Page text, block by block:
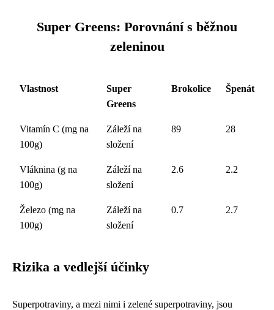
Super Greens: Porovnání s běžnou
zeleninou
Vlastnost
Super
Greens
Brokolice Špenát
Vitamín C (mg na
100g)
Záleží na
složení
89 28
Vláknina (g na
100g)
Záleží na
složení
2.6 2.2
Železo (mg na
100g)
Záleží na
složení
0.7 2.7
Rizika a vedlejší účinky
Superpotraviny, a mezi nimi i zelené superpotraviny, jsou